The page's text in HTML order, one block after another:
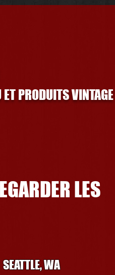
PRODUITS VINTAGE
LES
SEATTLE, WA